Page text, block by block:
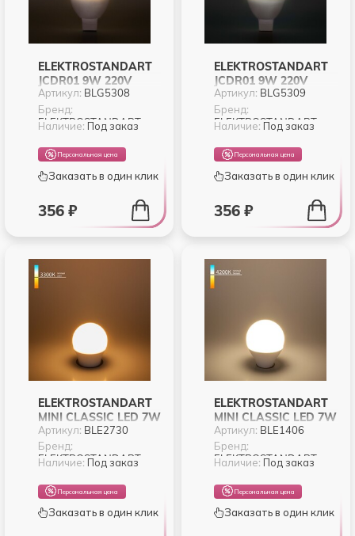
ELEKTROSTANDART
JCDR01 9W 220V
4200K (BLG5308)
Артикул: BLG5308
Бренд:
ELEKTROSTANDART
Наличие: Под заказ
Персональная цена
Заказать в один клик
356 ₽
ELEKTROSTANDART
JCDR01 9W 220V
6500K (BLG5309)
Артикул: BLG5309
Бренд:
ELEKTROSTANDART
Наличие: Под заказ
Персональная цена
Заказать в один клик
356 ₽
ELEKTROSTANDART
MINI CLASSIC LED 7W
3300K E27 МАТОВОЕ
СТЕКЛО (BLE2730)
Артикул: BLE2730
Бренд:
ELEKTROSTANDART
Наличие: Под заказ
Персональная цена
Заказать в один клик
ELEKTROSTANDART
MINI CLASSIC LED 7W
4200K E14 МАТОВОЕ
СТЕКЛО (BLE1406)
Артикул: BLE1406
Бренд:
ELEKTROSTANDART
Наличие: Под заказ
Персональная цена
Заказать в один клик